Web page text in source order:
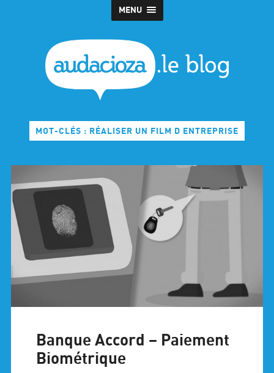
MENU
MOT-CLÉS : RÉALISER UN FILM D ENTREPRISE
Banque Accord – Paiement
Biométrique